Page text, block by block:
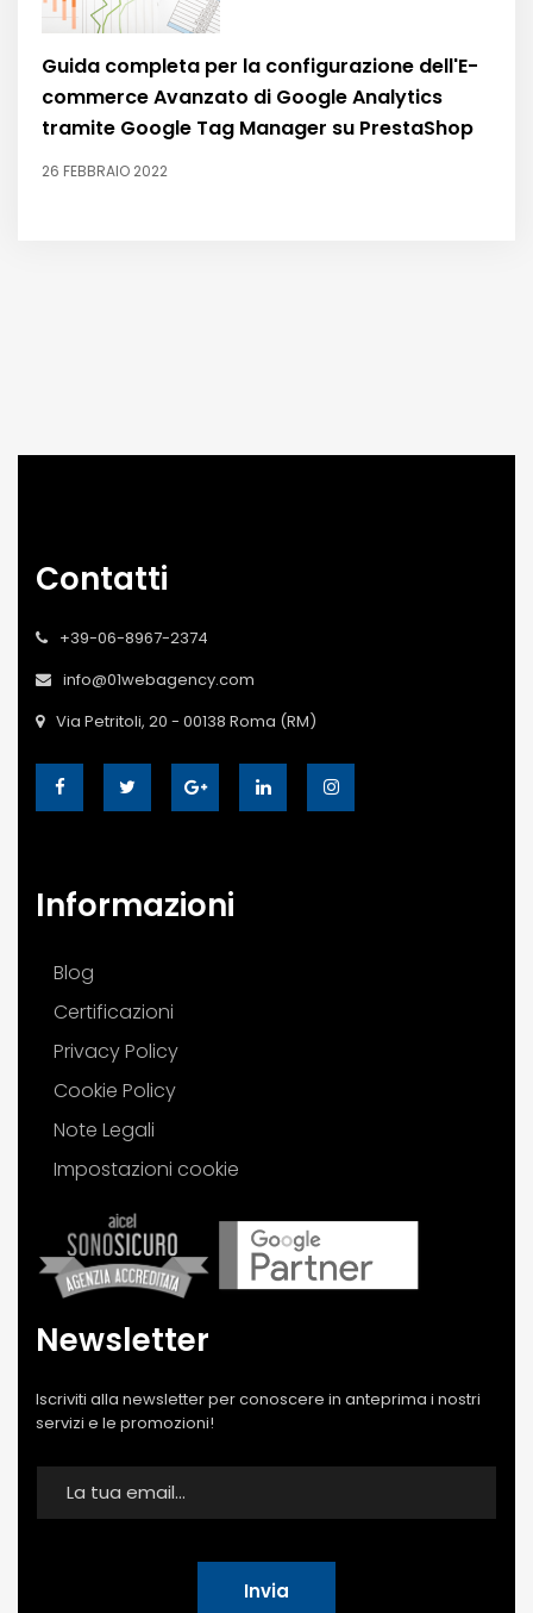
Guida completa per la configurazione dell'E-
commerce Avanzato di Google Analytics
tramite Google Tag Manager su PrestaShop
26 FEBBRAIO 2022
Contatti
+39-06-8967-2374
info@01webagency.com
Via Petritoli, 20 - 00138 Roma (RM)
Informazioni
Blog
Certificazioni
Privacy Policy
Cookie Policy
Note Legali
Impostazioni cookie
Newsletter
Iscriviti alla newsletter per conoscere in anteprima i nostri
servizi e le promozioni!
Invia